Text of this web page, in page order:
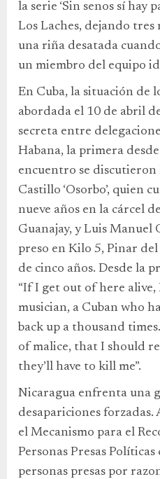
la serie ‘Sin senos sí hay
Los Laches, dejando
una riña desatada
un miembro del equipo
En Cuba, la situación de
abordada el 10 de abril
secreta entre
Habana, la primera
encuentro se discutieron
Castillo ‘Osorbo’, quien
nueve años en la cárcel
Guanajay, y Luis
preso en Kilo 5, Pinar
de cinco años. Desde la
“If I get out of here alive,
musician, a Cuban who
back up a thousand
of malice, that I should
they’ll have to kill me”.
Nicaragua enfrenta una
desapariciones forzadas.
el Mecanismo para el
Personas Presas
personas presas por